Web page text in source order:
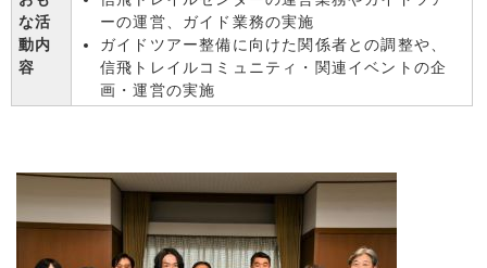
な活
動内
容
ーの運営、ガイド業務の実施
ガイドツアー整備に向けた関係者との調整や、
信飛トレイルコミュニティ・関連イベントの企
画・運営の実施